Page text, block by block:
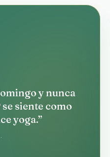
y nunca
siente como
yoga.”